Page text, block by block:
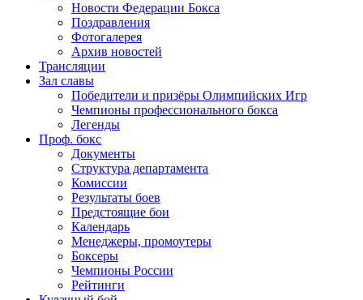
Новости Федерации Бокса
Поздравления
Фотогалерея
Архив новостей
Трансляции
Зал славы
Победители и призёры Олимпийских Игр
Чемпионы профессионального бокса
Легенды
Проф. бокс
Документы
Структура департамента
Комиссии
Результаты боев
Предстоящие бои
Календарь
Менеджеры, промоутеры
Боксеры
Чемпионы России
Рейтинги